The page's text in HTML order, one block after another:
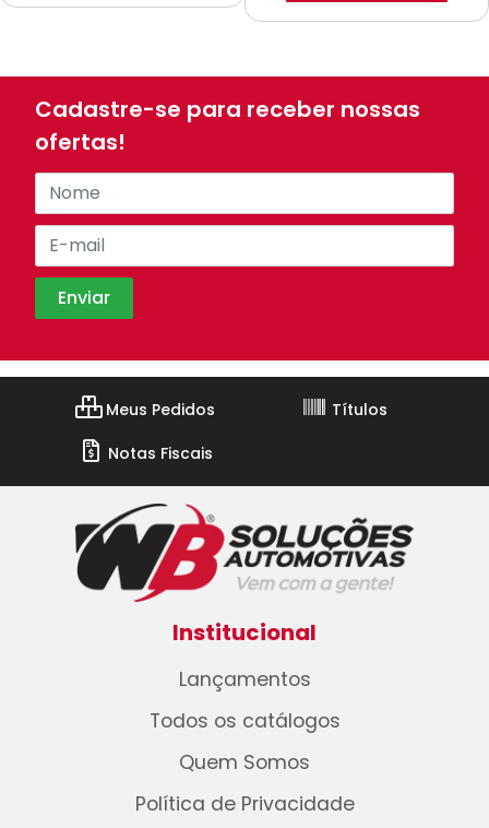
Cadastre-se para receber nossas
ofertas!
Meus Pedidos
Títulos
Notas Fiscais
Institucional
Lançamentos
Todos os catálogos
Quem Somos
Política de Privacidade